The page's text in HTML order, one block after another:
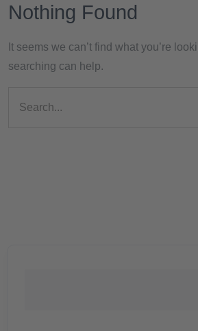
Nothing Found
It seems we can’t find what you’re
searching can help.